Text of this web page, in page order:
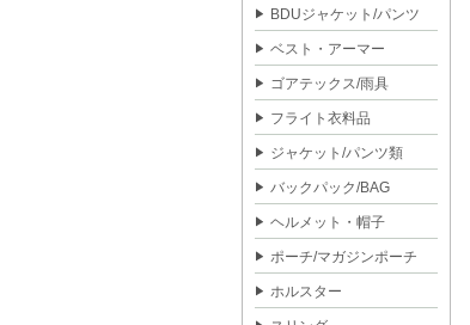
BDUジャケット/パンツ
ベスト・アーマー
ゴアテックス/雨具
フライト衣料品
ジャケット/パンツ類
バックパック/BAG
ヘルメット・帽子
ポーチ/マガジンポーチ
ホルスター